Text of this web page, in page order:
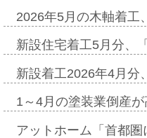
2026年5月の木軸着
新設住宅着工5月分、
新設着工2026年4月
1～4月の塗装業倒産
アットホーム「首都